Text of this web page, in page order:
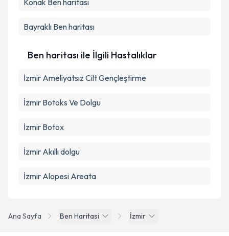
kapsamda işlenmesini kabul ediyorum.
Takvim Talebini Gönder
Ana Sayfa Ben Haritasi İzmir
Konak Ben haritası
Bayraklı Ben haritası
Ben haritası ile İlgili Hastalıklar
İzmir Ameliyatsız Cilt Gençleştirme
İzmir Botoks Ve Dolgu
İzmir Botox
İzmir Akıllı dolgu
İzmir Alopesi Areata